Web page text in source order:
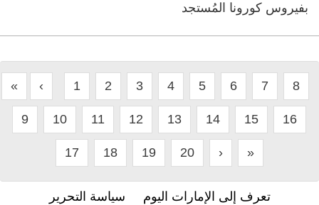
بفيروس كورونا المُستجد
« ‹ 1 2 3 4 5 6 7 8
9 10 11 12 13 14 15 16
17 18 19 20 › »
تعرف إلى الإمارات اليوم سياسة التحرير